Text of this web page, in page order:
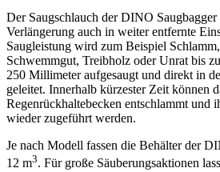
Der Saugschlauch der DINO
Verlängerung auch in weiter entfernte
Saugleistung wird zum Beispiel
Schwemmgut, Treibholz oder Unrat bis
250 Millimeter aufgesaugt und direkt in
geleitet. Innerhalb kürzester Zeit können
Regenrückhaltebecken entschlammt und
wieder zugeführt werden.
Je nach Modell fassen die Behälter der
12 m3. Für große Säuberungsaktionen